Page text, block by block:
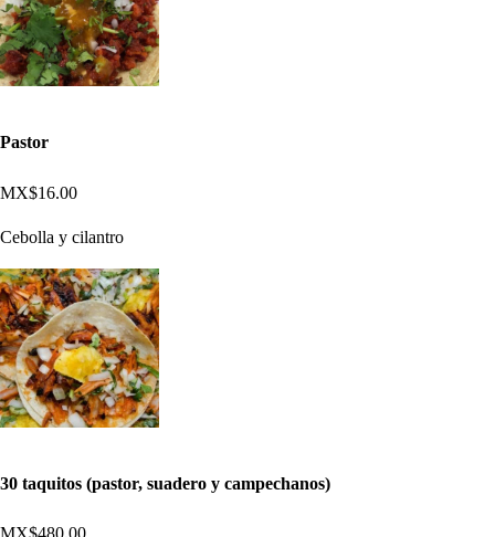
Pastor
MX$16.00
Cebolla y cilantro
30 taquitos (pastor, suadero y campechanos)
MX$480.00